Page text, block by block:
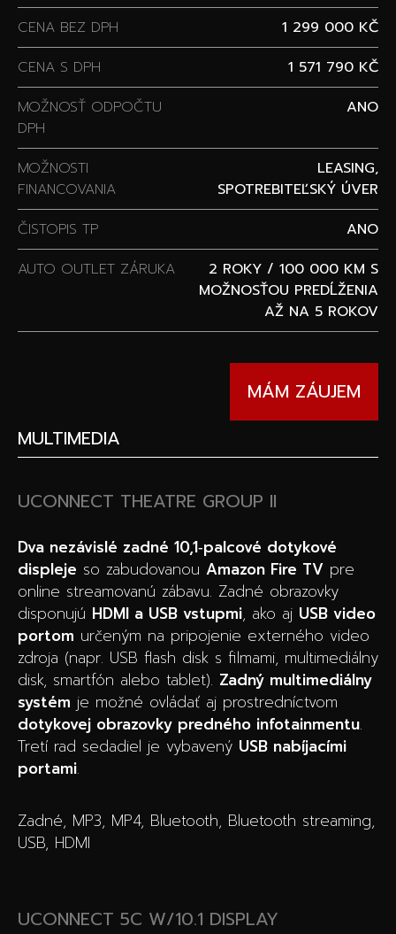
CENA BEZ DPH
1 299 000 KČ
CENA S DPH
1 571 790 KČ
MOŽNOSŤ ODPOČTU
DPH
ANO
MOŽNOSTI
FINANCOVANIA
LEASING,
SPOTREBITEĽSKÝ ÚVER
ČISTOPIS TP
ANO
AUTO OUTLET ZÁRUKA
2 ROKY / 100 000 KM S
MOŽNOSŤOU PREDĹŽENIA
AŽ NA 5 ROKOV
MÁM ZÁUJEM
MULTIMEDIA
UCONNECT THEATRE GROUP II
Dva nezávislé zadné 10,1‑palcové dotykové
displeje so zabudovanou Amazon Fire TV pre
online streamovanú zábavu. Zadné obrazovky
disponujú HDMI a USB vstupmi, ako aj USB video
portom určeným na pripojenie externého video
zdroja (napr. USB flash disk s filmami, multimediálny
disk, smartfón alebo tablet). Zadný multimediálny
systém je možné ovládať aj prostredníctvom
dotykovej obrazovky predného infotainmentu.
Tretí rad sedadiel je vybavený USB nabíjacími
portami.
Zadné, MP3, MP4, Bluetooth, Bluetooth streaming,
USB, HDMI
UCONNECT 5C W/10.1 DISPLAY